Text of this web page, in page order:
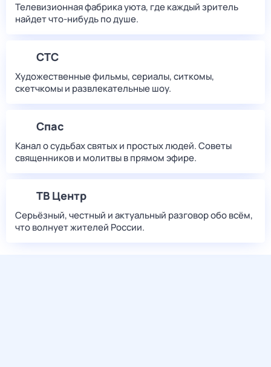
Телевизионная фабрика уюта, где каждый зритель
найдет что‑нибудь по душе.
СТС
Художественные фильмы, сериалы, ситкомы,
скетчкомы и развлекательные шоу.
Спас
Канал о судьбах святых и простых людей. Советы
священников и молитвы в прямом эфире.
ТВ Центр
Серьёзный, честный и актуальный разговор обо всём,
что волнует жителей России.